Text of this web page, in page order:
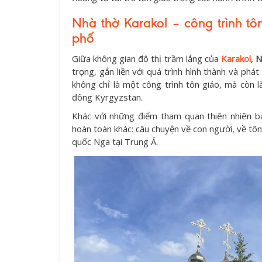
Nhà thờ Karakol – công trình
phố
Giữa không gian đô thị trầm lắng của Karakol,
trọng, gắn liền với quá trình hình thành và
không chỉ là một công trình tôn giáo, mà còn
đông Kyrgyzstan.
Khác với những điểm tham quan thiên nhiên
hoàn toàn khác: câu chuyện về con người, về
quốc Nga tại Trung Á.